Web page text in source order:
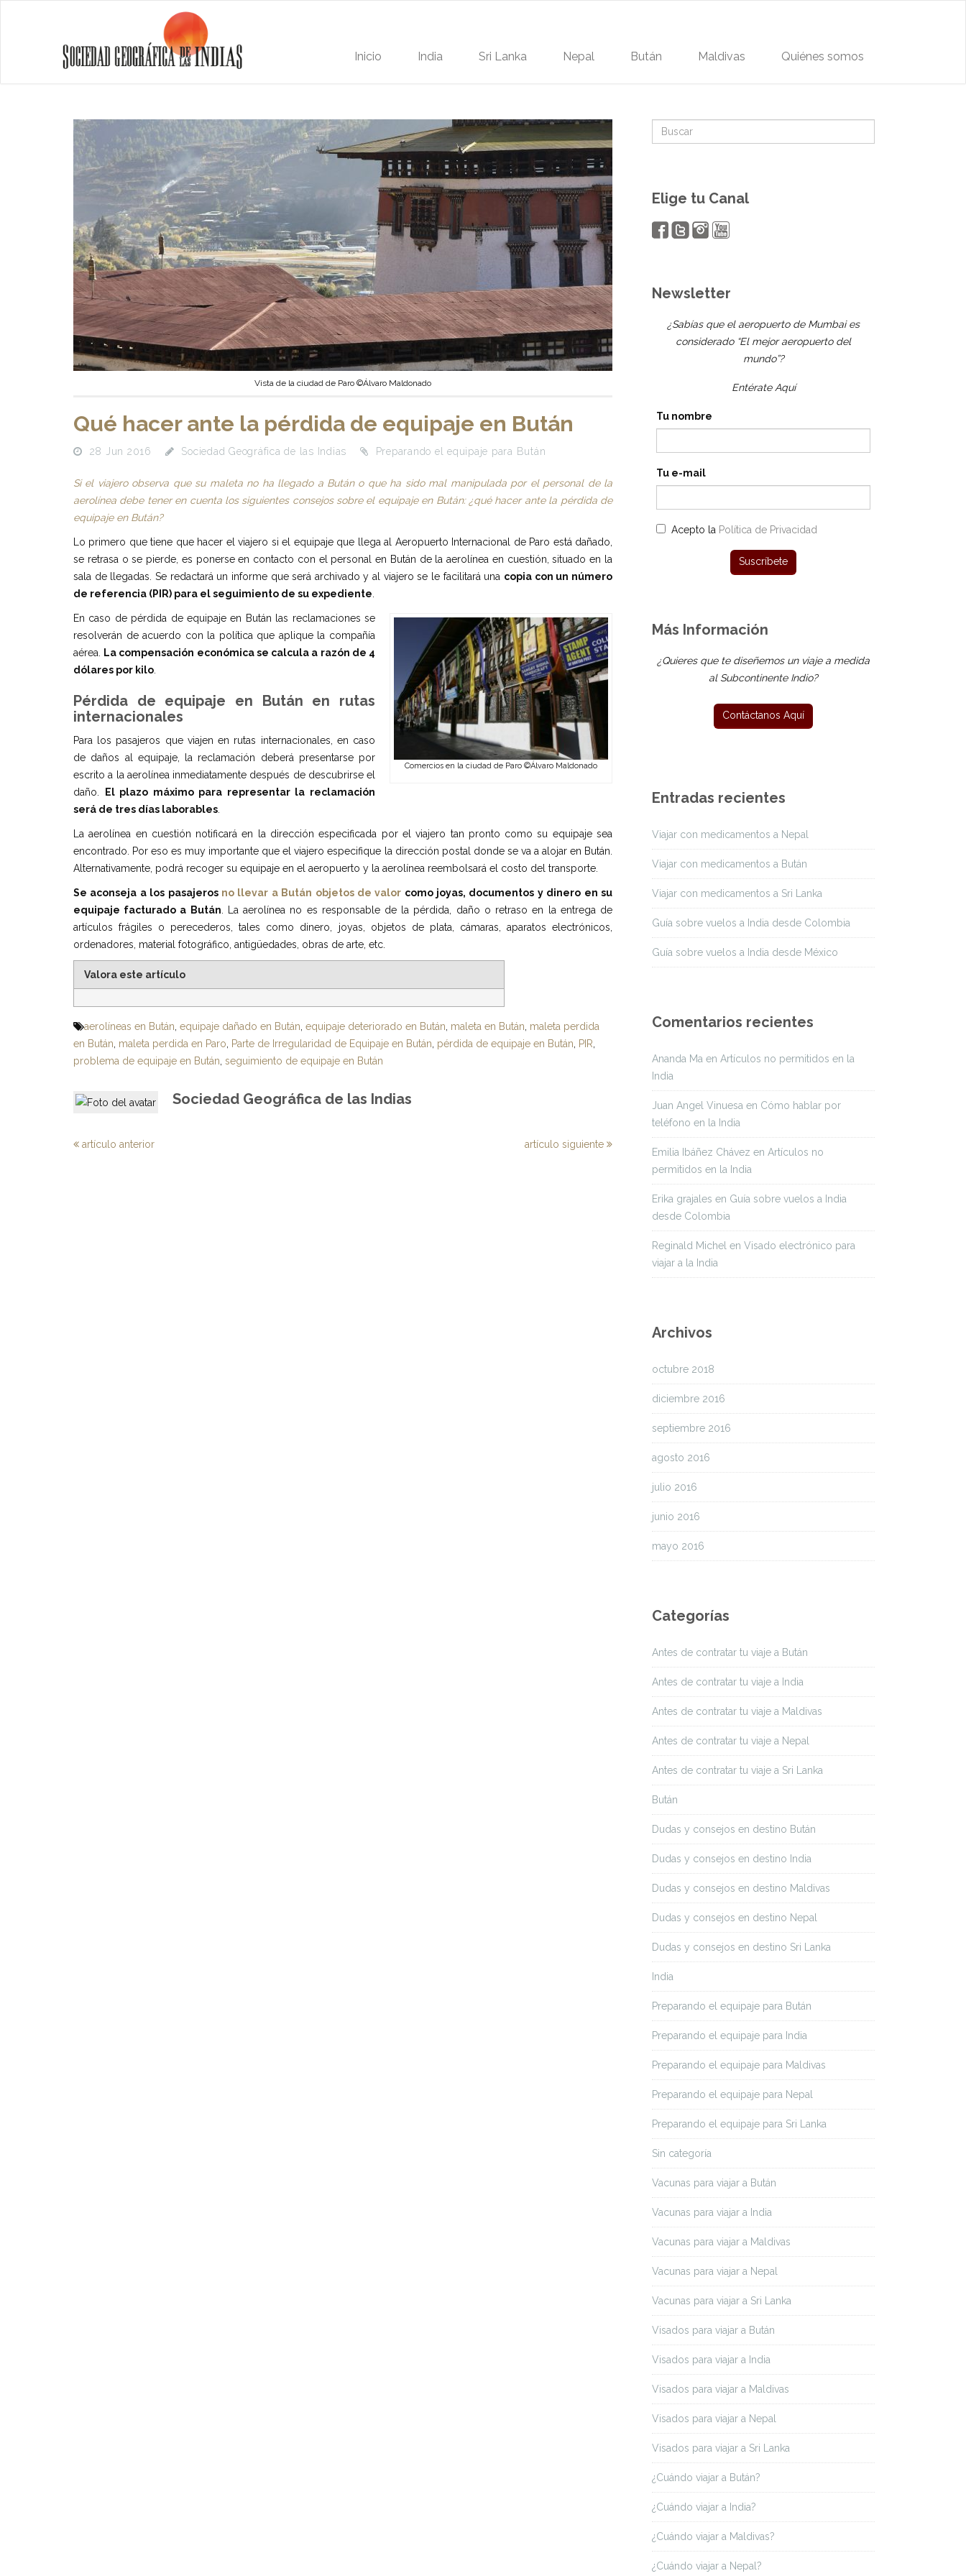
Inicio India Sri Lanka Nepal Bután Maldivas Quiénes somos
Vista de la ciudad de Paro ©Álvaro Maldonado
Qué hacer ante la pérdida de equipaje en Bután
28 Jun 2016 Sociedad Geográfica de las Indias Preparando el equipaje para Bután
Si el viajero observa que su maleta no ha llegado a Bután o que ha sido mal manipulada por el personal de la
aerolínea debe tener en cuenta los siguientes consejos sobre el equipaje en Bután: ¿qué hacer ante la pérdida de
equipaje en Bután?
Lo primero que tiene que hacer el viajero si el equipaje que llega al Aeropuerto Internacional de Paro está dañado,
se retrasa o se pierde, es ponerse en contacto con el personal en Bután de la aerolínea en cuestión, situado en la
sala de llegadas. Se redactará un informe que será archivado y al viajero se le facilitará una copia con un número
de referencia (PIR) para el seguimiento de su expediente
Comercios en la ciudad de Paro ©Álvaro Maldonado
En caso de pérdida de equipaje en Bután las reclamaciones se
resolverán de acuerdo con la política que aplique la compañía
aérea.
La compensación económica se calcula a razón de 4
dólares por kilo
Pérdida de equipaje en Bután en rutas
internacionales
Para los pasajeros que viajen en rutas internacionales, en caso
de daños al equipaje, la reclamación deberá presentarse por
escrito a la aerolínea inmediatamente después de descubrirse el
daño.
El plazo máximo para representar la reclamación
será de tres días laborables
La aerolínea en cuestión notificará en la dirección especificada por el viajero tan pronto como su equipaje sea
encontrado. Por eso es muy importante que el viajero especifique la dirección postal donde se va a alojar en Bután.
Alternativamente, podrá recoger su equipaje en el aeropuerto y la aerolínea reembolsará el costo del transporte.
Se aconseja a los pasajeros no llevar a Bután objetos de valor como joyas, documentos y dinero en su
equipaje facturado a Bután . La aerolínea no es responsable de la pérdida, daño o retraso en la entrega de
artículos frágiles o perecederos, tales como dinero, joyas, objetos de plata, cámaras, aparatos electrónicos,
ordenadores, material fotográfico, antigüedades, obras de arte, etc.
Valora este artículo
aerolíneas en Bután equipaje dañado en Bután equipaje deteriorado en Bután maleta en Bután maleta perdida
en Bután maleta perdida en Paro Parte de Irregularidad de Equipaje en Bután pérdida de equipaje en Bután PIR
problema de equipaje en Bután seguimiento de equipaje en Bután
Sociedad Geográfica de las Indias
artículo anterior artículo siguiente
Elige tu Canal
Newsletter
¿Sabías que el aeropuerto de Mumbai es
considerado “El mejor aeropuerto del
mundo”?
Entérate Aquí
Tu nombre
Tu e-mail
Acepto la Política de Privacidad
Más Información
¿Quieres que te diseñemos un viaje a medida
al Subcontinente Indio?
Entradas recientes
Viajar con medicamentos a Nepal
Viajar con medicamentos a Bután
Viajar con medicamentos a Sri Lanka
Guía sobre vuelos a India desde Colombia
Guía sobre vuelos a India desde México
Comentarios recientes
Ananda Ma en Artículos no permitidos en la
India
Juan Angel Vinuesa en Cómo hablar por
teléfono en la India
Emilia Ibáñez Chávez en Artículos no
permitidos en la India
Erika grajales en Guía sobre vuelos a India
desde Colombia
Reginald Michel en Visado electrónico para
viajar a la India
Archivos
octubre 2018
diciembre 2016
septiembre 2016
agosto 2016
julio 2016
junio 2016
mayo 2016
Categorías
Antes de contratar tu viaje a Bután
Antes de contratar tu viaje a India
Antes de contratar tu viaje a Maldivas
Antes de contratar tu viaje a Nepal
Antes de contratar tu viaje a Sri Lanka
Bután
Dudas y consejos en destino Bután
Dudas y consejos en destino India
Dudas y consejos en destino Maldivas
Dudas y consejos en destino Nepal
Dudas y consejos en destino Sri Lanka
India
Preparando el equipaje para Bután
Preparando el equipaje para India
Preparando el equipaje para Maldivas
Preparando el equipaje para Nepal
Preparando el equipaje para Sri Lanka
Sin categoría
Vacunas para viajar a Bután
Vacunas para viajar a India
Vacunas para viajar a Maldivas
Vacunas para viajar a Nepal
Vacunas para viajar a Sri Lanka
Visados para viajar a Bután
Visados para viajar a India
Visados para viajar a Maldivas
Visados para viajar a Nepal
Visados para viajar a Sri Lanka
¿Cuándo viajar a Bután?
¿Cuándo viajar a India?
¿Cuándo viajar a Maldivas?
¿Cuándo viajar a Nepal?